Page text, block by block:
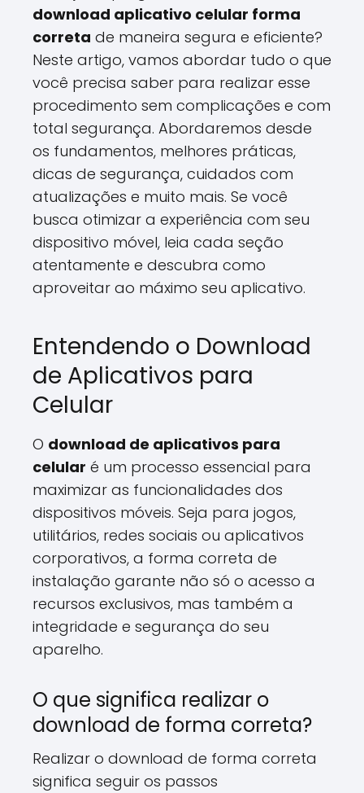
download aplicativo celular forma
correta de maneira segura e eficiente?
Neste artigo, vamos abordar tudo o que
você precisa saber para realizar esse
procedimento sem complicações e com
total segurança. Abordaremos desde
os fundamentos, melhores práticas,
dicas de segurança, cuidados com
atualizações e muito mais. Se você
busca otimizar a experiência com seu
dispositivo móvel, leia cada seção
atentamente e descubra como
aproveitar ao máximo seu aplicativo.
Entendendo o Download
de Aplicativos para
Celular
O download de aplicativos para
celular é um processo essencial para
maximizar as funcionalidades dos
dispositivos móveis. Seja para jogos,
utilitários, redes sociais ou aplicativos
corporativos, a forma correta de
instalação garante não só o acesso a
recursos exclusivos, mas também a
integridade e segurança do seu
aparelho.
O que significa realizar o
download de forma correta?
Realizar o download de forma correta
significa seguir os passos